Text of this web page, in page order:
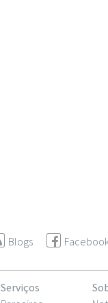
Blogs
Serviços